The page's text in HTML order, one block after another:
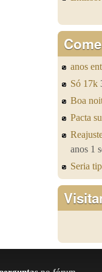
anos
Só 17k
Boa
Pacta
anos 1
Seria